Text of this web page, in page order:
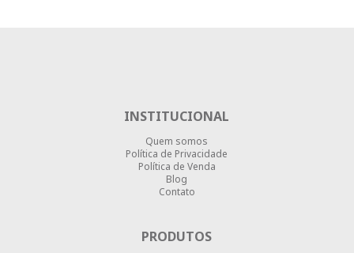
INSTITUCIONAL
Quem somos
Política de Privacidade
Política de Venda
Blog
Contato
PRODUTOS